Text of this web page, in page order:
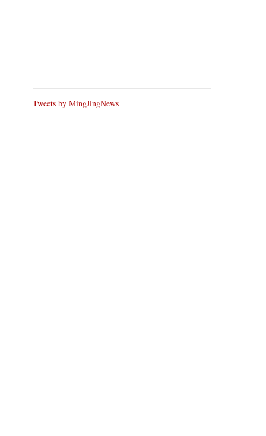
Tweets by MingJingNews